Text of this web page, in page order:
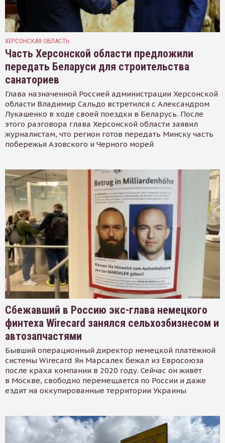
ХЕРСОНСКАЯ ОБЛАСТЬ
Часть Херсонской области предложили
передать Беларуси для строительства
санаториев
Глава назначенной Россией администрации Херсонской
области Владимир Сальдо встретился с Александром
Лукашенко в ходе своей поездки в Беларусь. После
этого разговора глава Херсонской области заявил
журналистам, что регион готов передать Минску часть
побережья Азовского и Черного морей
Сбежавший в Россию экс-глава немецкого
финтеха Wirecard занялся сельхозбизнесом и
автозапчастями
Бывший операционный директор немецкой платёжной
системы Wirecard Ян Марсалек бежал из Евросоюза
после краха компании в 2020 году. Сейчас он живёт
в Москве, свободно перемещается по России и даже
ездит на оккупированные территории Украины